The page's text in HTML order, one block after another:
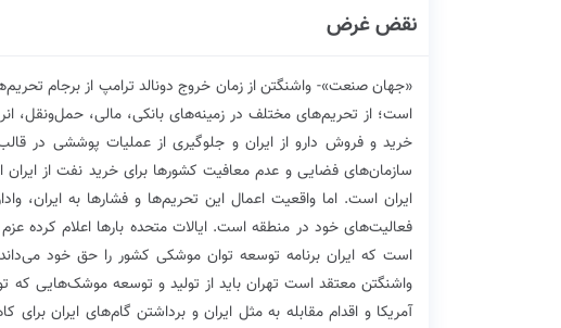
نقض غرض
«جهان صنعت»- واشنگتن از زمان خروج دونالد ترامپ از برجام
است؛ از تحریم‌های مختلف در زمینه‌های بانکی‌، مالی، حمل‌و‌نقل،
خرید و فروش دارو از ایران و جلوگیری از عملیات پوششی در
سازمان‌های فضایی و عدم معافیت کشورها برای خرید نفت از ایران
ایران است‌. اما واقعیت اعمال این تحریم‌ها و فشارها به ایران،
فعالیت‌های خود در منطقه است. ایالات متحده بارها اعلام کرده عزم
است که ایران برنامه توسعه توان موشکی کشور را حق خود
واشنگتن معتقد است تهران باید از تولید و توسعه موشک‌هایی که
آمریکا و اقدام مقابله به مثل ایران و برداشتن گام‌های ایران